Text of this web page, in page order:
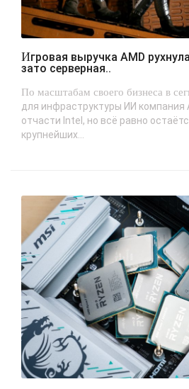
Игровая выручка AMD рухнула почти на треть,
зато серверная..
По масштабам своего бизнеса в
для инфраструктуры ИИ компания
отчасти Intel, но всё равно
крупнейших...